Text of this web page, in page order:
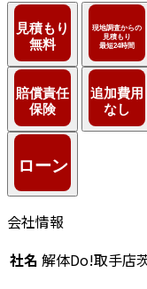
会社情報
社名 解体Do!取手店